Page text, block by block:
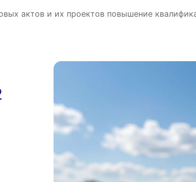
актов и их проектов повышение